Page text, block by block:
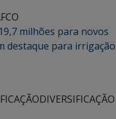
FCO
milhões para novos
destaque para irrigação
DIVERSIFICAÇÃO